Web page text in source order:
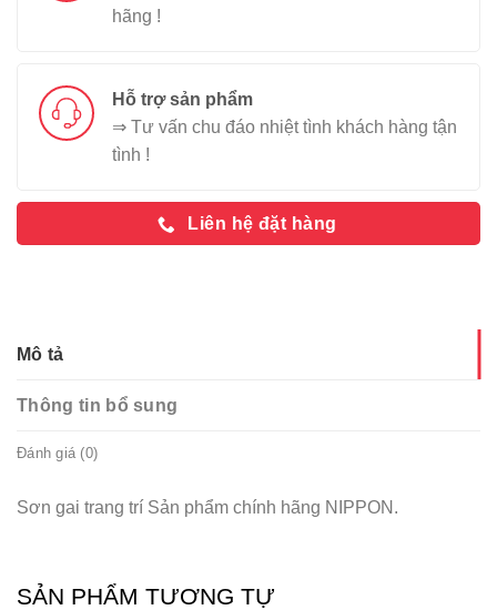
hãng !
Hỗ trợ sản phẩm
⇒ Tư vấn chu đáo nhiệt tình khách hàng tận
tình !
Liên hệ đặt hàng
Mô tả
Thông tin bổ sung
Đánh giá (0)
Sơn gai trang trí Sản phẩm chính hãng NIPPON.
SẢN PHẨM TƯƠNG TỰ